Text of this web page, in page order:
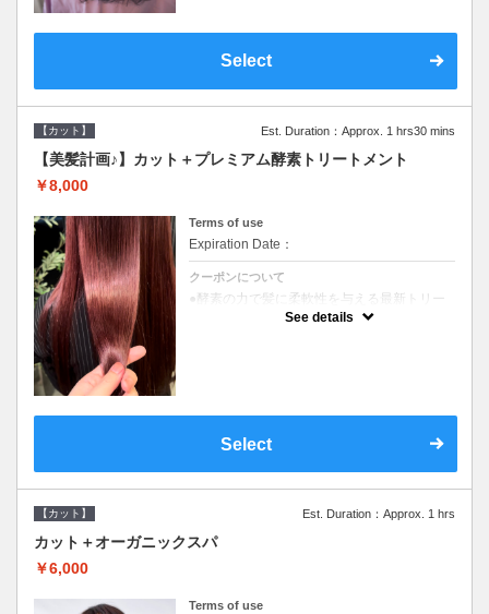
Select
【カット】 Est. Duration：Approx. 1 hrs30 mins
【美髪計画♪】カット＋プレミアム酵素トリートメント
￥8,000
Terms of use
Expiration Date：
クーポンについて
●酵素の力で髪に柔軟性を与える最新トリー
トメント●ＳＢ込●長さ料金あり《こちらのク
ーポンご利用のお客様のみ》オリジナル酵素
See details
Select
【カット】 Est. Duration：Approx. 1 hrs
カット＋オーガニックスパ
￥6,000
Terms of use